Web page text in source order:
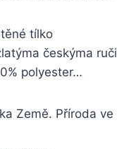
tílko
českýma
polyester…
Země. Příroda